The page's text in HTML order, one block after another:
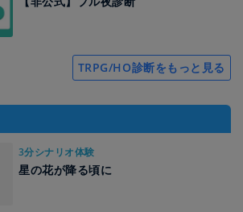
TRPG/HO診断をもっと見る
3分シナリオ体験
星の花が降る頃に